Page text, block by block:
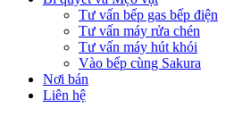
Tư vấn bếp gas bếp điện
Tư vấn máy rửa chén
Tư vấn máy hút khói
Vào bếp cùng Sakura
Nơi bán
Liên hệ